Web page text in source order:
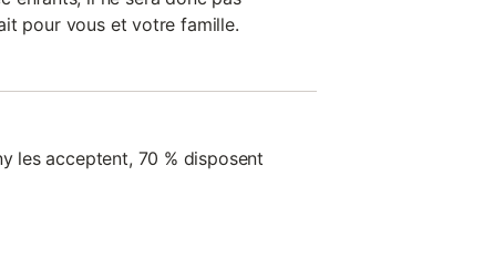
pour vous et votre famille.
les acceptent, 70 % disposent